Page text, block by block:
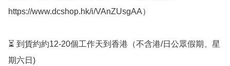
https://www.dcshop.hk/i/VAnZUsgAA）
⏳ 到貨約約12-20個工作天到香港（不含港/日公眾假期、星
期六日)